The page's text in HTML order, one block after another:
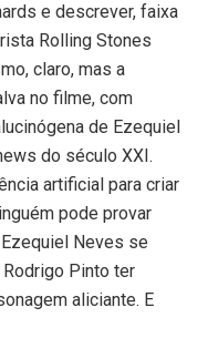
e descrever, faixa
Rolling Stones
claro, mas a
no filme, com
de Ezequiel
do século XXI.
artificial para criar
pode provar
Neves se
Pinto ter
aliciante. E